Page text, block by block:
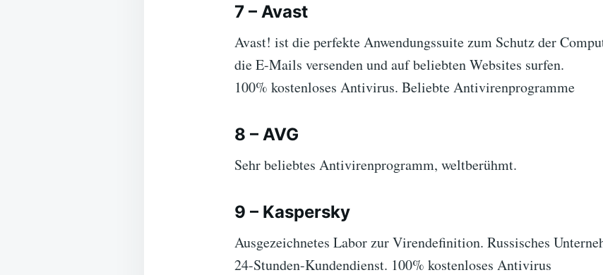
7 – Avast
Avast! ist die perfekte Anwendungssuite zum Schutz der
die E-Mails versenden und auf beliebten Websites surfen.
100% kostenloses Antivirus. Beliebte Antivirenprogramme
8 – AVG
Sehr beliebtes Antivirenprogramm, weltberühmt.
9 – Kaspersky
Ausgezeichnetes Labor zur Virendefinition. Russisches
24-Stunden-Kundendienst. 100% kostenloses Antivirus